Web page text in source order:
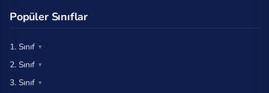
Popüler Sınıflar
1. Sınıf
2. Sınıf
3. Sınıf